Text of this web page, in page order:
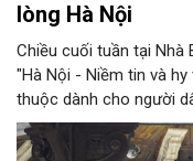
lòng Hà Nội
Chiều cuối tuần tại Nhà
"Hà Nội - Niềm tin và
thuộc dành cho người
điệu jazz kinh điển của
diễn của NSƯT Quyền